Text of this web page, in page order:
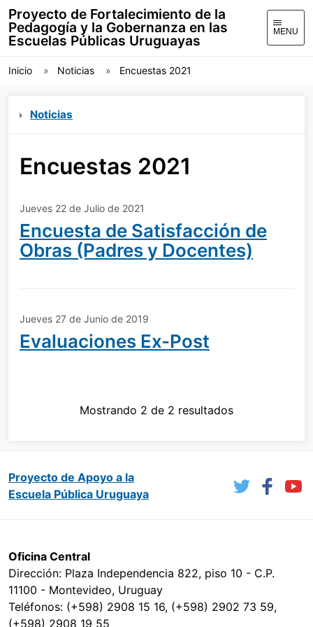
Proyecto de Fortalecimiento de la
Pedagogía y la Gobernanza en las
Escuelas Públicas Uruguayas
MENU
Inicio Noticias Encuestas 2021
Noticias
Encuestas 2021
Jueves 22 de Julio de 2021
Encuesta de Satisfacción de
Obras (Padres y Docentes)
Jueves 27 de Junio de 2019
Evaluaciones Ex-Post
Mostrando 2 de 2 resultados
Proyecto de Apoyo a la
Escuela Pública Uruguaya
Oficina Central
Dirección: Plaza Independencia 822, piso 10 - C.P.
11100 - Montevideo, Uruguay
Teléfonos: (+598) 2908 15 16, (+598) 2902 73 59,
(+598) 2908 19 55